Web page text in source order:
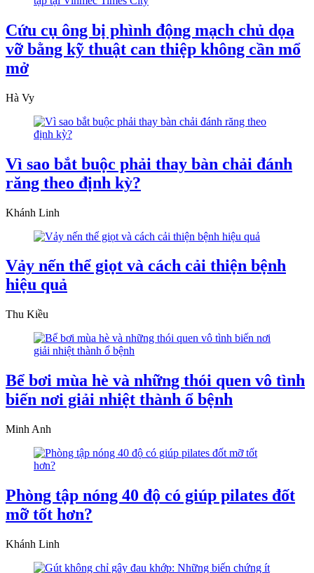
Cứu cụ ông bị phình động mạch chủ dọa
vỡ bằng kỹ thuật can thiệp không cần mổ
mở
Hà Vy
Vì sao bắt buộc phải thay bàn chải đánh
răng theo định kỳ?
Khánh Linh
Vảy nến thể giọt và cách cải thiện bệnh
hiệu quả
Thu Kiều
Bể bơi mùa hè và những thói quen vô tình
biến nơi giải nhiệt thành ổ bệnh
Minh Anh
Phòng tập nóng 40 độ có giúp pilates đốt
mỡ tốt hơn?
Khánh Linh